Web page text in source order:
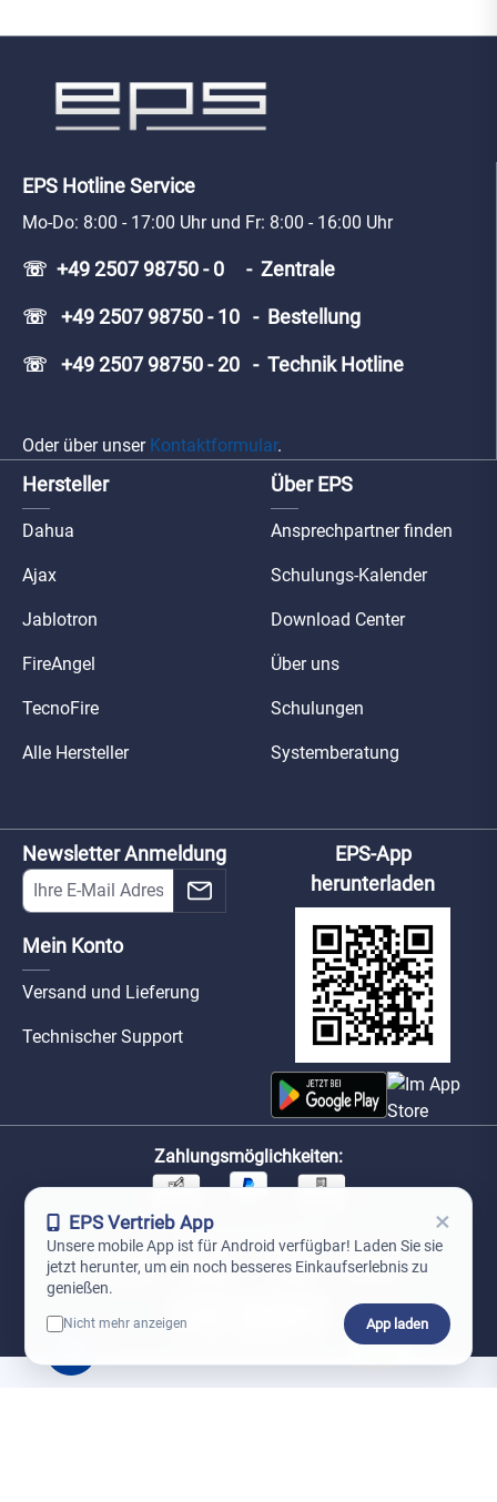
EPS Hotline Service
Mo-Do: 8:00 - 17:00 Uhr und Fr: 8:00 - 16:00 Uhr
☏ +49 2507 98750 - 0 - Zentrale
☏ +49 2507 98750 - 10 - Bestellung
☏ +49 2507 98750 - 20 - Technik Hotline
Oder über unser Kontaktformular.
Hersteller
Dahua
Ajax
Jablotron
FireAngel
TecnoFire
Alle Hersteller
Über EPS
Ansprechpartner finden
Schulungs-Kalender
Download Center
Über uns
Schulungen
Systemberatung
Newsletter Anmeldung
Mein Konto
Versand und Lieferung
Technischer Support
EPS-App
herunterladen
Zahlungsmöglichkeiten:
Unsere Versandpartner:
EPS Vertrieb App ×
Unsere mobile App ist für Android verfügbar! Laden Sie sie
jetzt herunter, um ein noch besseres Einkaufserlebnis zu
genießen.
Nicht mehr anzeigen App laden